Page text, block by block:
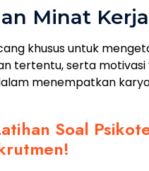
Minat Kerja
khusus untuk
tertentu, serta
menempatkan
Soal